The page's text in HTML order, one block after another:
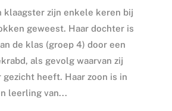
klaagster zijn enkele keren bij
geweest. Haar dochter is
de klas (groep 4) door een
als gevolg waarvan zij
heeft. Haar zoon is in
leerling van...